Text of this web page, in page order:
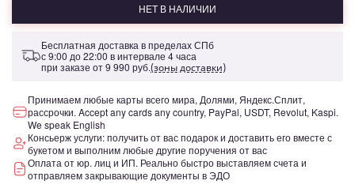
НЕТ В НАЛИЧИИ
Бесплатная доставка в пределах СПб
с 9:00 до 22:00 в интервале 4 часа
при заказе от9 990 руб.(зоны доставки)
Принимаем любые карты всего мира, Долями, Яндекс.Сплит,
рассрочки. Accept any cards any country, PayPal, USDT, Revolut, Kaspi.
We speak English
Консьерж услуги: получить от вас подарок и доставить его вместе с
букетом и выполним любые другие поручения от вас
Оплата от юр. лиц и ИП. Реально быстро выставляем счета и
отправляем закрывающие документы в ЭДО